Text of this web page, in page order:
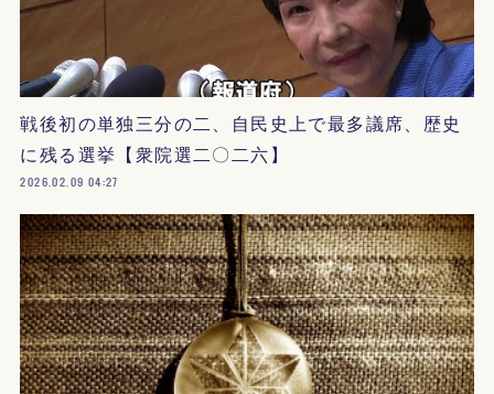
戦後初の単独三分の二、自民史上で最多議席、歴史
に残る選挙【衆院選二〇二六】
2026.02.09 04:27